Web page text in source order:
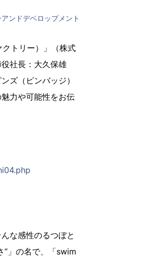
ンドデベロップメント
トリー）」（株式
社長：大久保雄
ズ（ピンバッジ）
力や可能性をお伝
な感性のるつぼと
”」の名で、「swim